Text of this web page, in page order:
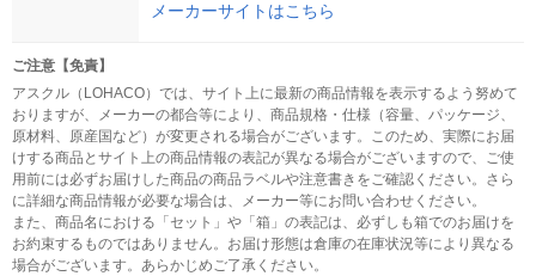
メーカーサイトはこちら
ご注意【免責】
アスクル（LOHACO）では、サイト上に最新の商品情報を表示するよう努めて
おりますが、メーカーの都合等により、商品規格・仕様（容量、パッケージ、
原材料、原産国など）が変更される場合がございます。このため、実際にお届
けする商品とサイト上の商品情報の表記が異なる場合がございますので、ご使
用前には必ずお届けした商品の商品ラベルや注意書きをご確認ください。さら
に詳細な商品情報が必要な場合は、メーカー等にお問い合わせください。
また、商品名における「セット」や「箱」の表記は、必ずしも箱でのお届けを
お約束するものではありません。お届け形態は倉庫の在庫状況等により異なる
場合がございます。あらかじめご了承ください。